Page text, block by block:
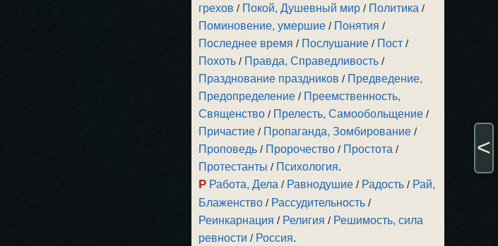
грехов / Покой, Душевный мир / Политика /
Поминовение, умершие / Понятия /
Последнее время / Послушание / Пост /
Похоть / Правда, Справедливость /
Празднование праздников / Предведение,
Предопределение / Преемственность,
Священство / Прелесть, Самообольщение /
Причастие / Пропаганда, Зомбирование /
Проповедь / Пророчество / Простота /
Протестанты / Психология.
Р Работа, Дела / Равнодушие / Радость / Рай,
Блаженство / Рассудительность /
Реинкарнация / Религия / Решимость, сила
ревности / Россия.
<